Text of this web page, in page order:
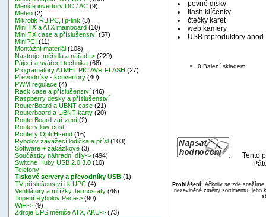
Měniče invertory DC / AC (9)
Meteo (2)
Mikrotik RB,PC,Tp-link (3)
MiniITX a ATX mainboard (10)
MiniITX case a příslušenství (57)
MiniPCI (11)
Montážní materiál (108)
Nástroje, měřidla a nářadí-> (229)
Pájecí a svářecí technika (68)
Programátory ATMEL PIC AVR FLASH (27)
Převodníky - konvertory (40)
PWM regulace (4)
Rack case a příslušenství (46)
Raspberry desky a příslušenství
RouterBoard a UBNT case (21)
Routerboard a UBNT karty (20)
RouterBoard zařízení (2)
Routery low-cost
Routery Opti Hi-end (16)
Rybolov zavážecí lodička a přísl (103)
Software + zakázkové (3)
Součástky náhradní díly-> (494)
Switche Huby USB 2.0 3.0 (10)
Telefony
Tiskové servery a převodníky USB (1)
TV příslušenství i k UPC (4)
Ventilátory a mřížky, termostaty (46)
Topení Rybolov Pece-> (90)
WiFi-> (9)
Zdroje UPS měniče ATX, AKU-> (73)
pevné disky
flash klíčenky
čtečky karet
web kamery
USB reproduktory apod.
0 Balení skladem
Tento
Prohlášení:Ačkoliv se zde snažíme
nezaviněné změny sortimentu, jeho